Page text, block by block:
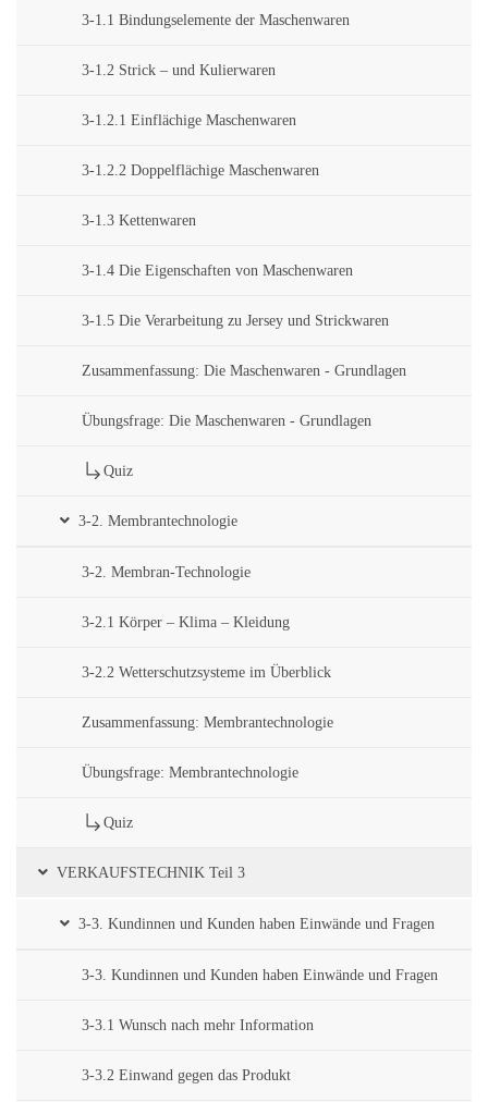
3-1.1 Bindungselemente der Maschenwaren
3-1.2 Strick – und Kulierwaren
3-1.2.1 Einflächige Maschenwaren
3-1.2.2 Doppelflächige Maschenwaren
3-1.3 Kettenwaren
3-1.4 Die Eigenschaften von Maschenwaren
3-1.5 Die Verarbeitung zu Jersey und Strickwaren
Zusammenfassung: Die Maschenwaren - Grundlagen
Übungsfrage: Die Maschenwaren - Grundlagen
Quiz
3-2. Membrantechnologie
3-2. Membran-Technologie
3-2.1 Körper – Klima – Kleidung
3-2.2 Wetterschutzsysteme im Überblick
Zusammenfassung: Membrantechnologie
Übungsfrage: Membrantechnologie
Quiz
VERKAUFSTECHNIK Teil 3
3-3. Kundinnen und Kunden haben Einwände und Fragen
3-3. Kundinnen und Kunden haben Einwände und Fragen
3-3.1 Wunsch nach mehr Information
3-3.2 Einwand gegen das Produkt